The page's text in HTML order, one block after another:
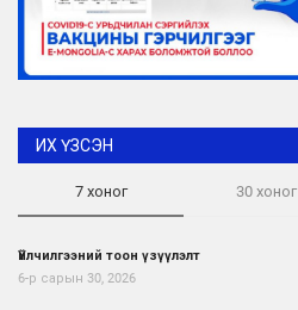
ИХ ҮЗСЭН
7 хоног 30 хоног
Үйлчилгээний тоон үзүүлэлт
6-р сарын 30, 2026